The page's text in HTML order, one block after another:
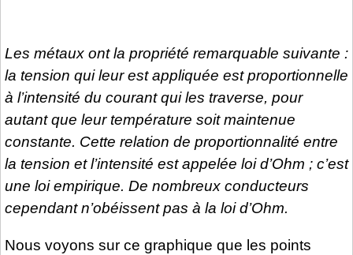
Les métaux ont la propriété remarquable suivante :
la tension qui leur est appliquée est proportionnelle
à l’intensité du courant qui les traverse, pour
autant que leur température soit maintenue
constante. Cette relation de proportionnalité entre
la tension et l’intensité est appelée loi d’Ohm ; c’est
une loi empirique. De nombreux conducteurs
cependant n’obéissent pas à la loi d’Ohm.
Nous voyons sur ce graphique que les points